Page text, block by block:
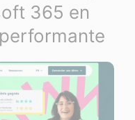
365 en